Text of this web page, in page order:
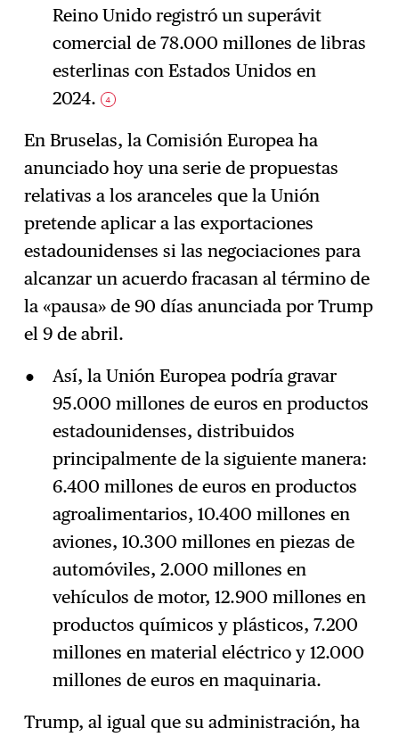
Reino Unido registró un superávit
comercial de 78.000 millones de libras
esterlinas con Estados Unidos en
2024.
4
En Bruselas, la Comisión Europea ha
anunciado hoy una serie de propuestas
relativas a los aranceles que la Unión
pretende aplicar a las exportaciones
estadounidenses si las negociaciones para
alcanzar un acuerdo fracasan al término de
la «pausa» de 90 días anunciada por Trump
el 9 de abril.
Así, la Unión Europea podría gravar
95.000 millones de euros en productos
estadounidenses, distribuidos
principalmente de la siguiente manera:
6.400 millones de euros en productos
agroalimentarios, 10.400 millones en
aviones, 10.300 millones en piezas de
automóviles, 2.000 millones en
vehículos de motor, 12.900 millones en
productos químicos y plásticos, 7.200
millones en material eléctrico y 12.000
millones de euros en maquinaria.
Trump, al igual que su administración, ha